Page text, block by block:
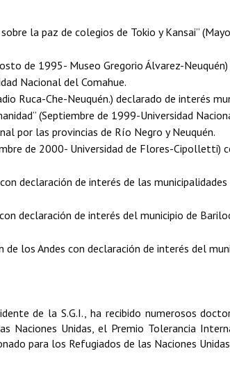
la paz de colegios de Tokio y Kansai”
de 1995- Museo Gregorio Álvarez-Neuquén)
Nacional del Comahue.
Ruca-Che-Neuquén.) declarado de interés
(Septiembre de 1999-Universidad
por las provincias de Río Negro y Neuquén.
de 2000- Universidad de Flores-Cipolletti)
declaración de interés de las
declaración de interés del municipio de
los Andes con declaración de interés del
de la S.G.I., ha recibido numerosos
Naciones Unidas, el Premio Tolerancia
para los Refugiados de las Naciones